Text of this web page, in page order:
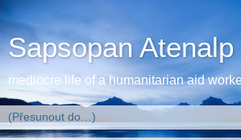
Sapsopan Atenalp
mediocre life of a humanitarian aid